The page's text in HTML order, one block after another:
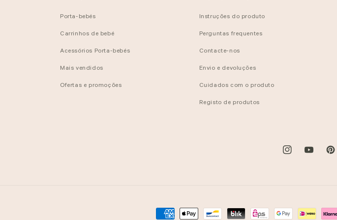
Porta-bebés
Carrinhos de bebé
Acessórios Porta-bebés
Mais vendidos
Ofertas e promoções
Instruções do produto
Perguntas frequentes
Contacte-nos
Envio e devoluções
Cuidados com o produto
Registo de produtos
InstagramYouTube
Métodos